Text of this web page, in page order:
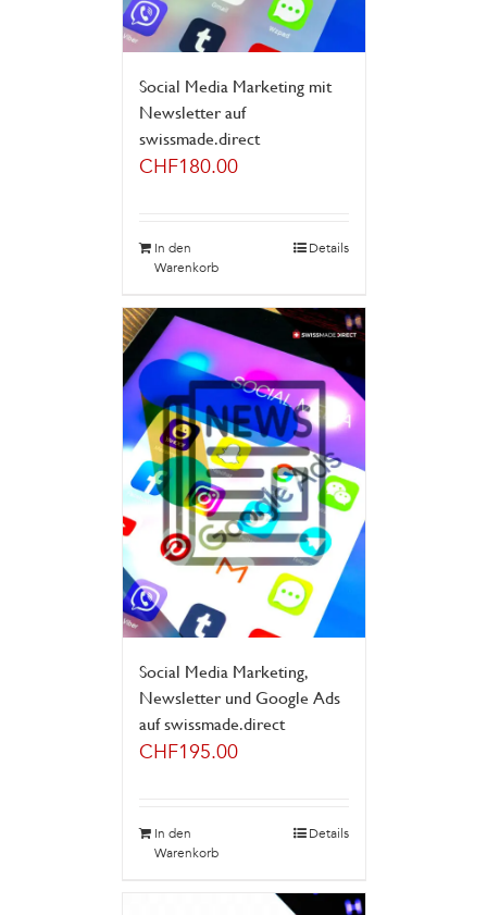
Social Media Marketing mit
Newsletter auf
swissmade.direct
CHF180.00
In den
Warenkorb
Details
Social Media Marketing,
Newsletter und Google Ads
auf swissmade.direct
CHF195.00
In den
Warenkorb
Details